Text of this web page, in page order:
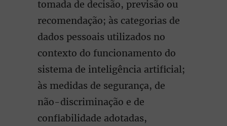
tomada de decisão, previsão ou
recomendação; às categorias de
dados pessoais utilizados no
contexto do funcionamento do
sistema de inteligência artificial;
às medidas de segurança, de
não-discriminação e de
confiabilidade adotadas,